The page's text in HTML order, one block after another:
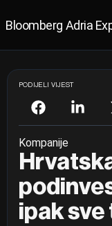
Bloomberg Adria
PODIJELI VIJEST
Kompanije
ipak